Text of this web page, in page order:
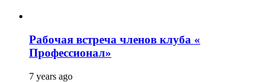
Рабочая встреча членов клуба «
Профессионал»
7 years ago